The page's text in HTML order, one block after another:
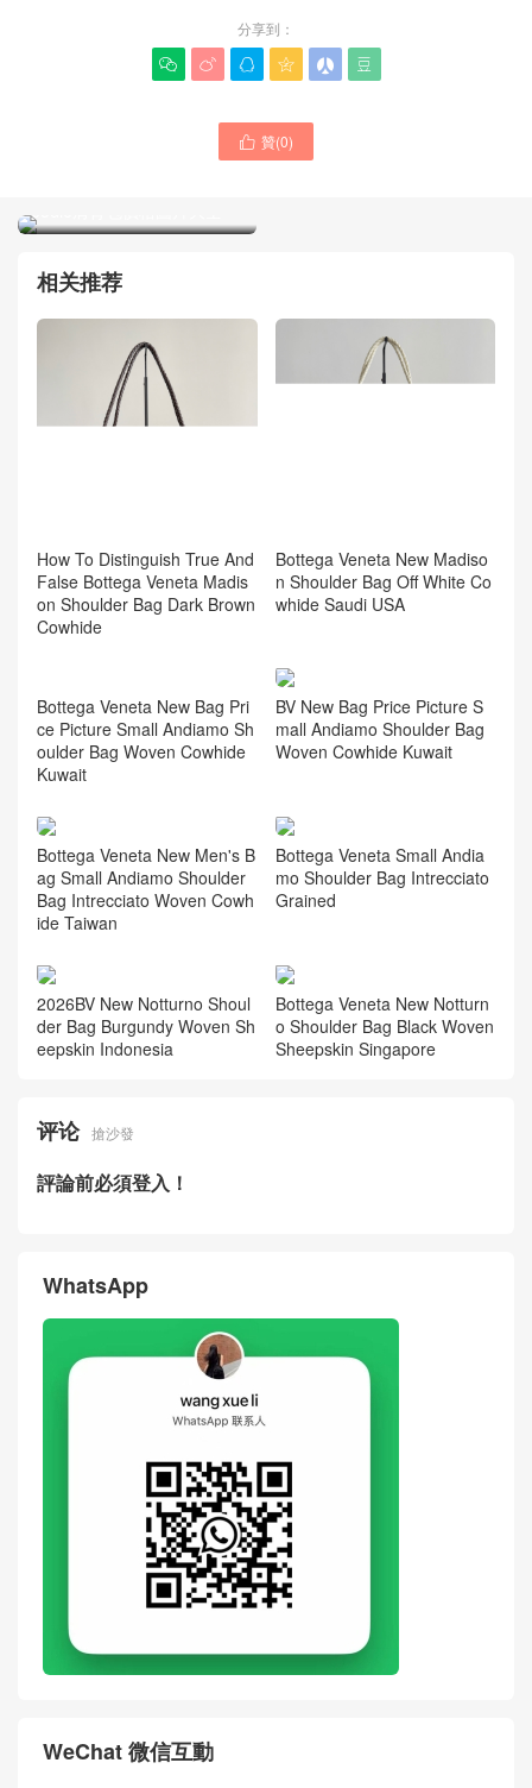
分享到：
     
 贊(0)
754443BV葆蝶家女士包官
How To Distinguish True And
on Shoulder Bag Dark Brown
Cowhide
whide Saudi USA
Bottega Veneta New Bag Pri
ce Picture Small Andiamo Sh
oulder Bag Woven Cowhide
Kuwait
Woven Cowhide Kuwait
ag Small Andiamo Shoulder
Bag Intrecciato Woven Cowh
Grained
2026BV New Notturno Shoul
eepskin Indonesia
Sheepskin Singapore
評論前必須登入！